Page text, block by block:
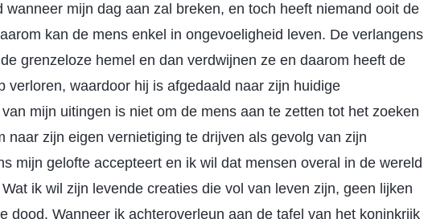
wanneer mijn dag aan zal breken, en toch heeft niemand ooit de
kan de mens enkel in ongevoeligheid leven. De verlangens
grenzeloze hemel en dan verdwijnen ze en daarom heeft de
verloren, waardoor hij is afgedaald naar zijn huidige
mijn uitingen is niet om de mens aan te zetten tot het zoeken
naar zijn eigen vernietiging te drijven als gevolg van zijn
mijn gelofte accepteert en ik wil dat mensen overal in de wereld
ik wil zijn levende creaties die vol van leven zijn, geen lijken
dood. Wanneer ik achteroverleun aan de tafel van het koninkrijk